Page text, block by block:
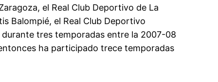
el Real Club Deportivo de La
Balompié, el Real Club Deportivo
durante tres temporadas entre la 2007-08
ha participado trece temporadas